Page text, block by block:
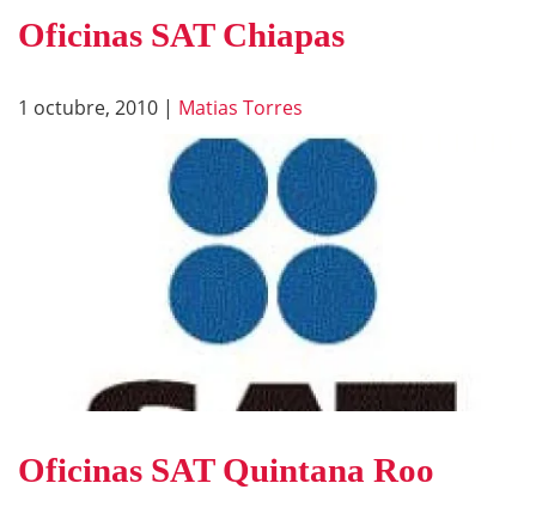
Oficinas SAT Chiapas
1 octubre, 2010 | Matias Torres
Oficinas SAT Quintana Roo